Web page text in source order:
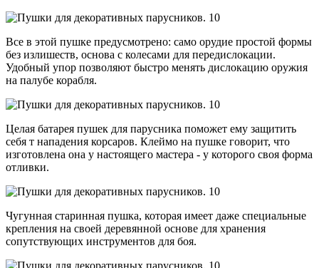
Все в этой пушке предусмотрено: само орудие простой формы
без излишеств, основа с колесами для передислокации.
Удобный упор позволяют быстро менять дислокацию оружия
на палубе корабля.
Целая батарея пушек для парусника поможет ему защитить
себя т нападения корсаров. Клеймо на пушке говорит, что
изготовлена она у настоящего мастера - у которого своя форма
отливки.
Чугунная старинная пушка, которая имеет даже специальные
крепления на своей деревянной основе для хранения
сопутствующих инструментов для боя.